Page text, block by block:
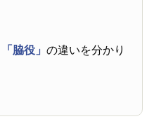
「脇役」の違いを分かり